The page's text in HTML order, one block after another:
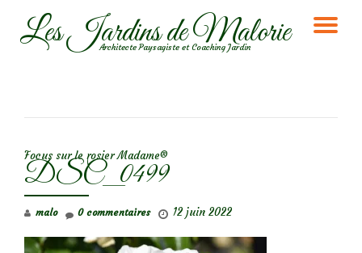
AllerLes Jardins de Malorie
Architecte Paysagiste et Coaching Jardin
Focus sur le rosier Madame®
DSC_0499
malo 12 juin 2022
0 commentaires